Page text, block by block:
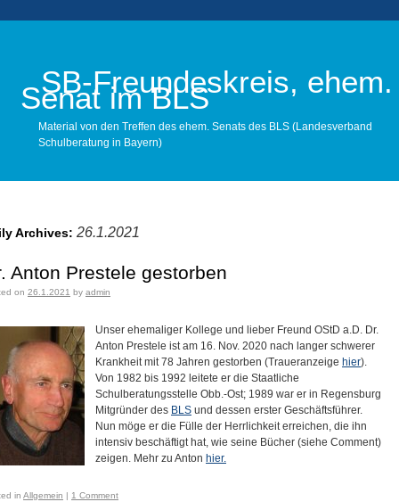
SB-Freundeskreis, ehem.
Senat im BLS
Material von den Treffen des ehem. Senats des BLS (Landesverband
Schulberatung in Bayern)
Main menu
Archives: 26.1.2021
Anton Prestele gestorben
on 26.1.2021 by admin
Unser ehemaliger Kollege und lieber Freund OStD a.D. Dr.
Anton Prestele ist am 16. Nov. 2020 nach langer schwerer
Krankheit mit 78 Jahren gestorben (Traueranzeige hier).
Von 1982 bis 1992 leitete er die Staatliche
Schulberatungsstelle Obb.-Ost; 1989 war er in Regensburg
Mitgründer des BLS und dessen erster Geschäftsführer.
Nun möge er die Fülle der Herrlichkeit erreichen, die ihn
intensiv beschäftigt hat, wie seine Bücher (siehe Comment)
zeigen. Mehr zu Anton hier.
in Allgemein | 1 Comment